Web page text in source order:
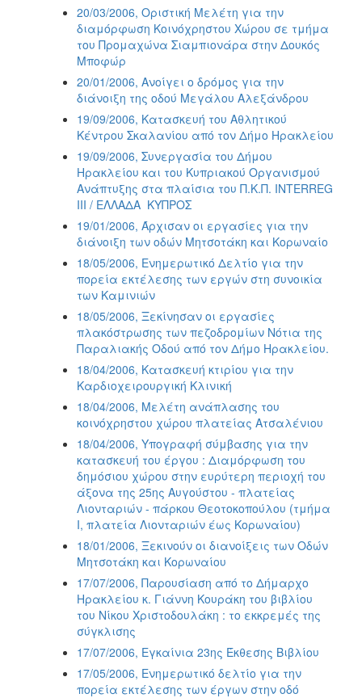
20/03/2006, Οριστική Μελέτη για την
διαμόρφωση Κοινόχρηστου Χώρου σε τμήμα
του Προμαχώνα Σιαμπιονάρα στην Δουκός
Μποφώρ
20/01/2006, Ανοίγει ο δρόμος για την
διάνοιξη της οδού Μεγάλου Αλεξάνδρου
19/09/2006, Κατασκευή του Αθλητικού
Κέντρου Σκαλανίου από τον Δήμο Ηρακλείου
19/09/2006, Συνεργασία του Δήμου
Ηρακλείου και του Κυπριακού Οργανισμού
Ανάπτυξης στα πλαίσια του Π.Κ.Π. INTERREG
III / ΕΛΛΑΔΑ  ΚΥΠΡΟΣ
19/01/2006, Άρχισαν οι εργασίες για την
διάνοιξη των οδών Μητσοτάκη και Κορωναίο
18/05/2006, Ενημερωτικό Δελτίο για την
πορεία εκτέλεσης των εργών στη συνοικία
των Καμινιών
18/05/2006, Ξεκίνησαν οι εργασίες
πλακόστρωσης των πεζοδρομίων Νότια της
Παραλιακής Οδού από τον Δήμο Ηρακλείου.
18/04/2006, Κατασκευή κτιρίου για την
Καρδιοχειρουργική Κλινική
18/04/2006, Μελέτη ανάπλασης του
κοινόχρηστου χώρου πλατείας Ατσαλένιου
18/04/2006, Υπογραφή σύμβασης για την
κατασκευή του έργου : Διαμόρφωση του
δημόσιου χώρου στην ευρύτερη περιοχή του
άξονα της 25ης Αυγούστου - πλατείας
Λιονταριών - πάρκου Θεοτοκοπούλου (τμήμα
Ι, πλατεία Λιονταριών έως Κορωναίου)
18/01/2006, Ξεκινούν οι διανοίξεις των Οδών
Μητσοτάκη και Κορωναίου
17/07/2006, Παρουσίαση από το Δήμαρχο
Ηρακλείου κ. Γιάννη Κουράκη του βιβλίου
του Νίκου Χριστοδουλάκη : το εκκρεμές της
σύγκλισης
17/07/2006, Εγκαίνια 23ης Έκθεσης Βιβλίου
17/05/2006, Ενημερωτικό δελτίο για την
πορεία εκτέλεσης των έργων στην οδό